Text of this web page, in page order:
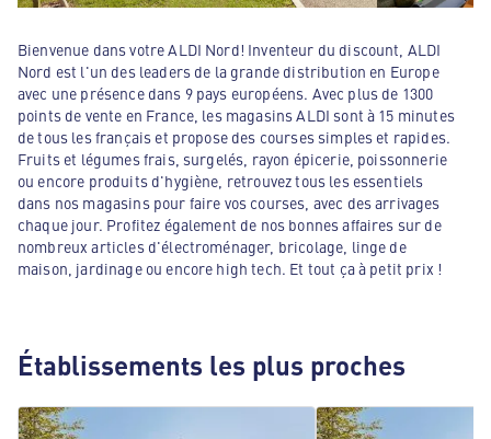
Bienvenue dans votre ALDI Nord! Inventeur du discount, ALDI
Nord est l'un des leaders de la grande distribution en Europe
avec une présence dans 9 pays européens. Avec plus de 1300
points de vente en France, les magasins ALDI sont à 15 minutes
de tous les français et propose des courses simples et rapides.
Fruits et légumes frais, surgelés, rayon épicerie, poissonnerie
ou encore produits d'hygiène, retrouvez tous les essentiels
dans nos magasins pour faire vos courses, avec des arrivages
chaque jour. Profitez également de nos bonnes affaires sur de
nombreux articles d'électroménager, bricolage, linge de
maison, jardinage ou encore high tech. Et tout ça à petit prix !
Établissements les plus proches